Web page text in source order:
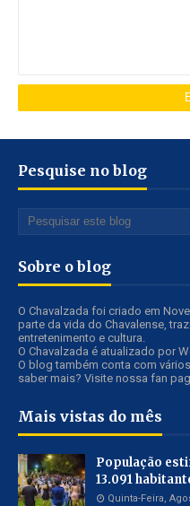
Pesquise no blog
Sobre o blog
O Chavalzada foi criado em
parte da vida do Chavalense,
entretenimento e cultura.
O Chavalzada é atualizado por
O blog também conta com
saber mais? Visite nossa fan
Mais vistas do mês
População
13.091
Quinta-Feira,